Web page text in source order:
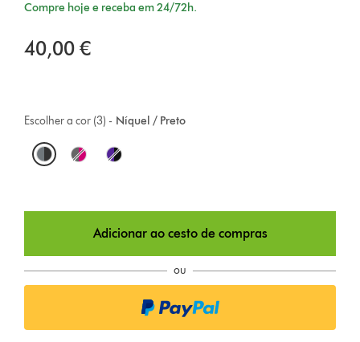
Compre hoje e receba em 24/72h.
40,00 €
Níquel / Preto
Escolher a cor (3) -
O
t
o
s
Adicionar ao cesto de compras
ou